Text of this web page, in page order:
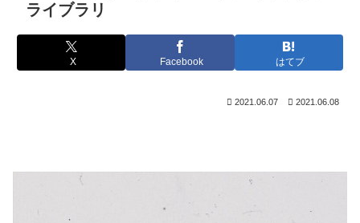
ライブラリ
X Facebook はてブ
2021.06.07 2021.06.08